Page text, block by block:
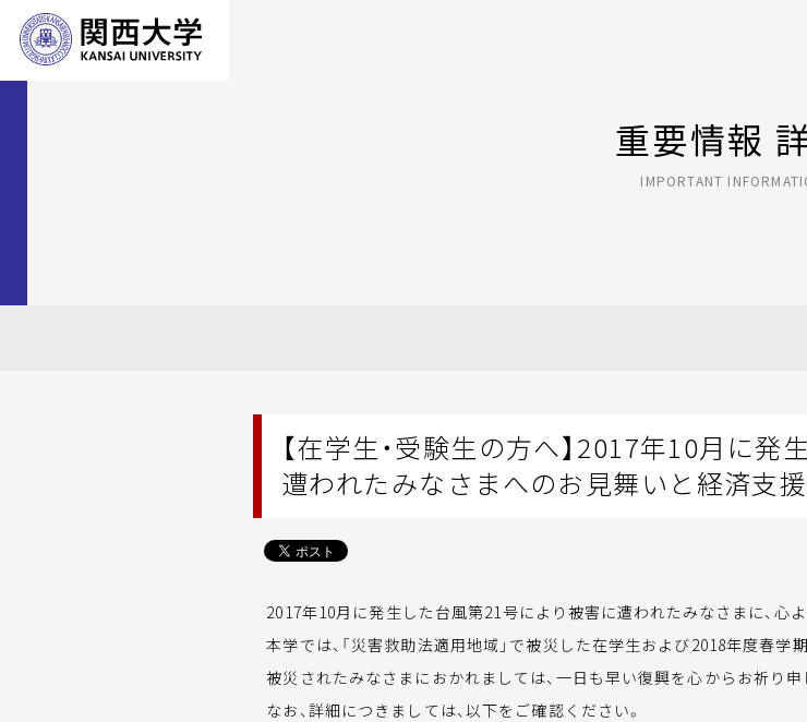
重要情報
IMPORTANT
【在学生・受験生の方へ】2017年10月に
遭われたみなさまへのお見舞いと経済支
2017年10月に発生した台風第21号により被害に遭われたみなさまに、心
本学では、「災害救助法適用地域」で被災した在学生および2018年度春学
被災されたみなさまにおかれましては、一日も早い復興を心からお祈り申
なお、詳細につきましては、以下をご確認ください。